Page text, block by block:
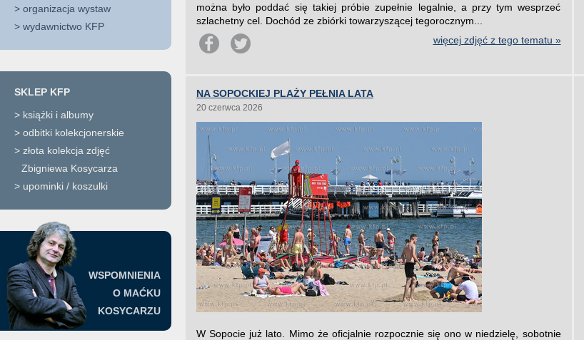
> organizacja wystaw
> wydawnictwo KFP
SKLEP KFP
> książki i albumy
> odbitki kolekcjonerskie
> złota kolekcja zdjęć
Zbigniewa Kosycarza
> upominki / koszulki
WSPOMNIENIA
O MAĆKU
KOSYCARZU
można było poddać się takiej próbie zupełnie legalnie, a przy tym wesprzeć
szlachetny cel. Dochód ze zbiórki towarzyszącej tegorocznym...
więcej zdjęć z tego tematu »
NA SOPOCKIEJ PLAŻY PEŁNIA LATA
20 czerwca 2026
W Sopocie już lato. Mimo że oficjalnie rozpocznie się ono w niedzielę, sobotnie